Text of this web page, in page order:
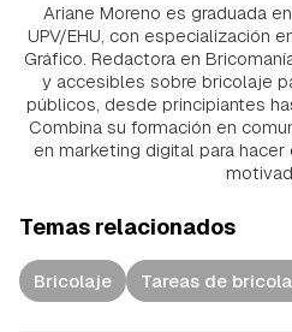
Ariane Moreno es graduada
UPV/EHU, con especialización
Gráfico. Redactora en
y accesibles sobre bricolaje
públicos, desde principiantes
Combina su formación en
en marketing digital para
Temas relacionados
Bricolaje Tareas de